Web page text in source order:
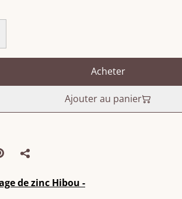
Acheter
Ajouter au panier
de zinc Hibou -